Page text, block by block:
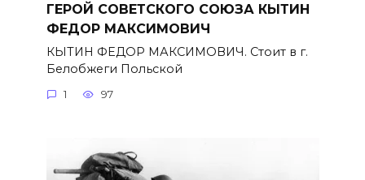
ГЕРОЙ СОВЕТСКОГО СОЮЗА КЫТИН
ФЕДОР МАКСИМОВИЧ
КЫТИН ФЕДОР МАКСИМОВИЧ. Стоит в г.
Белобжеги Польской
1 97